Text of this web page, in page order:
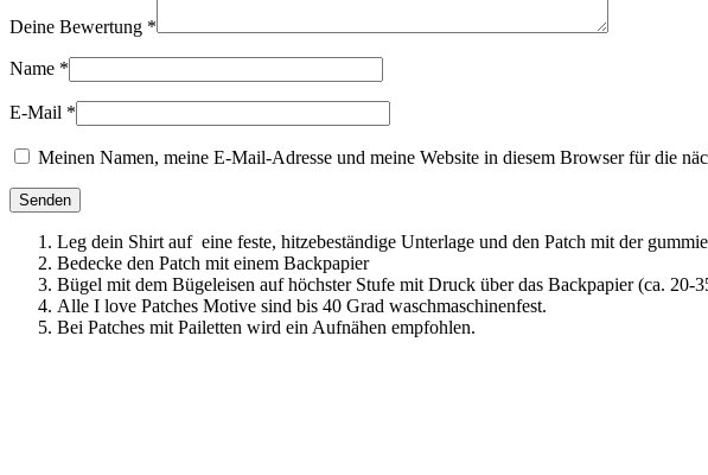
Deine Bewertung *
Name *
E-Mail *
Meinen Namen, meine E-Mail-Adresse und meine Website in diesem Browser für die
Leg dein Shirt auf eine feste, hitzebeständige Unterlage und den Patch mit der
Bedecke den Patch mit einem Backpapier
Bügel mit dem Bügeleisen auf höchster Stufe mit Druck über das Backpapier (ca.
Alle I love Patches Motive sind bis 40 Grad waschmaschinenfest.
Bei Patches mit Pailetten wird ein Aufnähen empfohlen.